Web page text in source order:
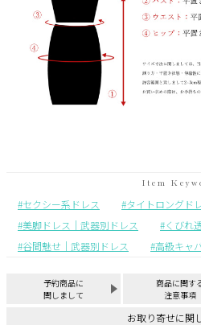
セクシー系ドレス タイトロングド
美脚ドレス｜武器別ドレス
くびれ
谷間魅せ｜武器別ドレス
高級キャ
予約商品に
関しまして
商品に関す
注意事項
お取り寄せに関